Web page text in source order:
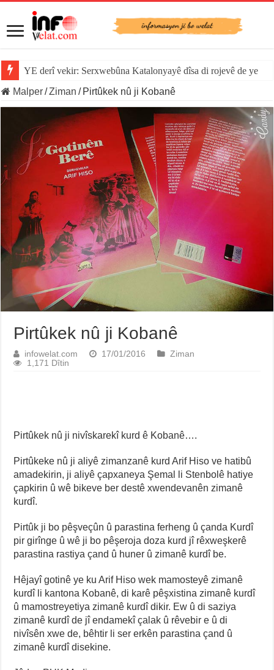
YE derî vekir: Serxwebûna Katalonyayê dîsa di rojevê de ye
Malper/Ziman / Pirtûkek nû ji Kobanê
Pirtûkek nû ji Kobanê
infowelat.com 17/01/2016
Ziman
1,171 Dîtin
Pirtûkek nû ji nivîskarekî kurd ê Kobanê….
Pirtûkeke nû ji aliyê zimanzanê kurd Arif Hiso ve hatibû
amadekirin, ji aliyê çapxaneya Şemal li Stenbolê hatiye
çapkirin û wê bikeve ber destê xwendevanên zimanê
kurdî.
Pirtûk ji bo pêşveçûn û parastina ferheng û çanda Kurdî
pir girînge û wê ji bo pêşeroja doza kurd jî rêxweşkerê
parastina rastiya çand û huner û zimanê kurdî be.
Hêjayî gotinê ye ku Arif Hiso wek mamosteyê zimanê
kurdî li kantona Kobanê, di karê pêşxistina zimanê kurdî
û mamostreyetiya zimanê kurdî dikir. Ew û di saziya
zimanê kurdî de jî endamekî çalak û rêvebir e û di
nivîsên xwe de, bêhtir li ser erkên parastina çand û
zimanê kurdî disekine.